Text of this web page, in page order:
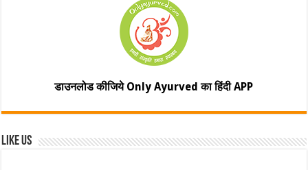
डाउनलोड कीजिये Only Ayurved का हिंदी APP
Like Us